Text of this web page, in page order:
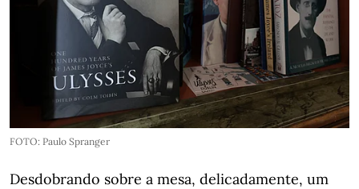
FOTO: Paulo Spranger
Desdobrando sobre a mesa, delicadamente, um